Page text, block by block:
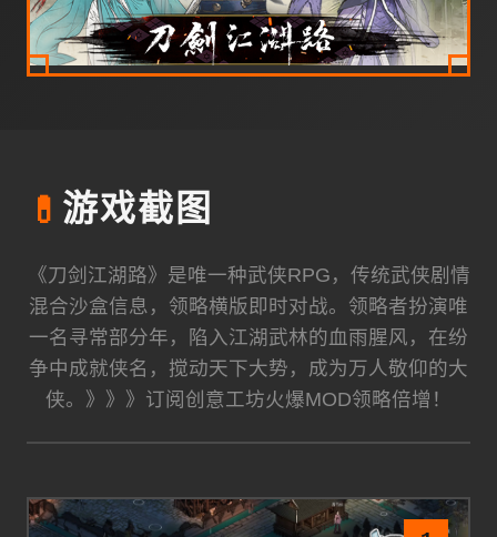
💊 游戏截图
《刀剑江湖路》是唯一种武侠RPG，传统武侠剧情
混合沙盒信息，领略横版即时对战。领略者扮演唯
一名寻常部分年，陷入江湖武林的血雨腥风，在纷
争中成就侠名，搅动天下大势，成为万人敬仰的大
侠。》》》订阅创意工坊火爆MOD领略倍增！